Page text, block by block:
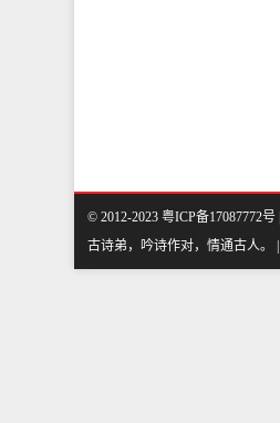
© 2012-2023 粤ICP备17087772号
古诗弟，吟诗作对，情通古人。